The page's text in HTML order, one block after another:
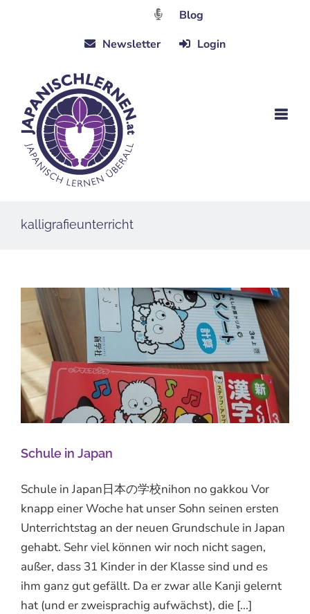
Blog
Newsletter
Login
kalligrafieunterricht
Schule in Japan
Schule in Japan日本の学校nihon no gakkou Vor
knapp einer Woche hat unser Sohn seinen ersten
Unterrichtstag an der neuen Grundschule in Japan
gehabt. Sehr viel können wir noch nicht sagen,
außer, dass 31 Kinder in der Klasse sind und es
ihm ganz gut gefällt. Da er zwar alle Kanji gelernt
hat (und er zweisprachig aufwächst), die [...]